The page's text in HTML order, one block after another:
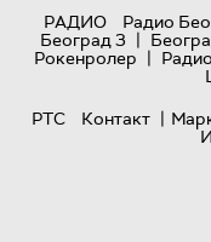
РАДИО
Радио
Београд 3 |
Рокенролер |
РТС
Контакт |